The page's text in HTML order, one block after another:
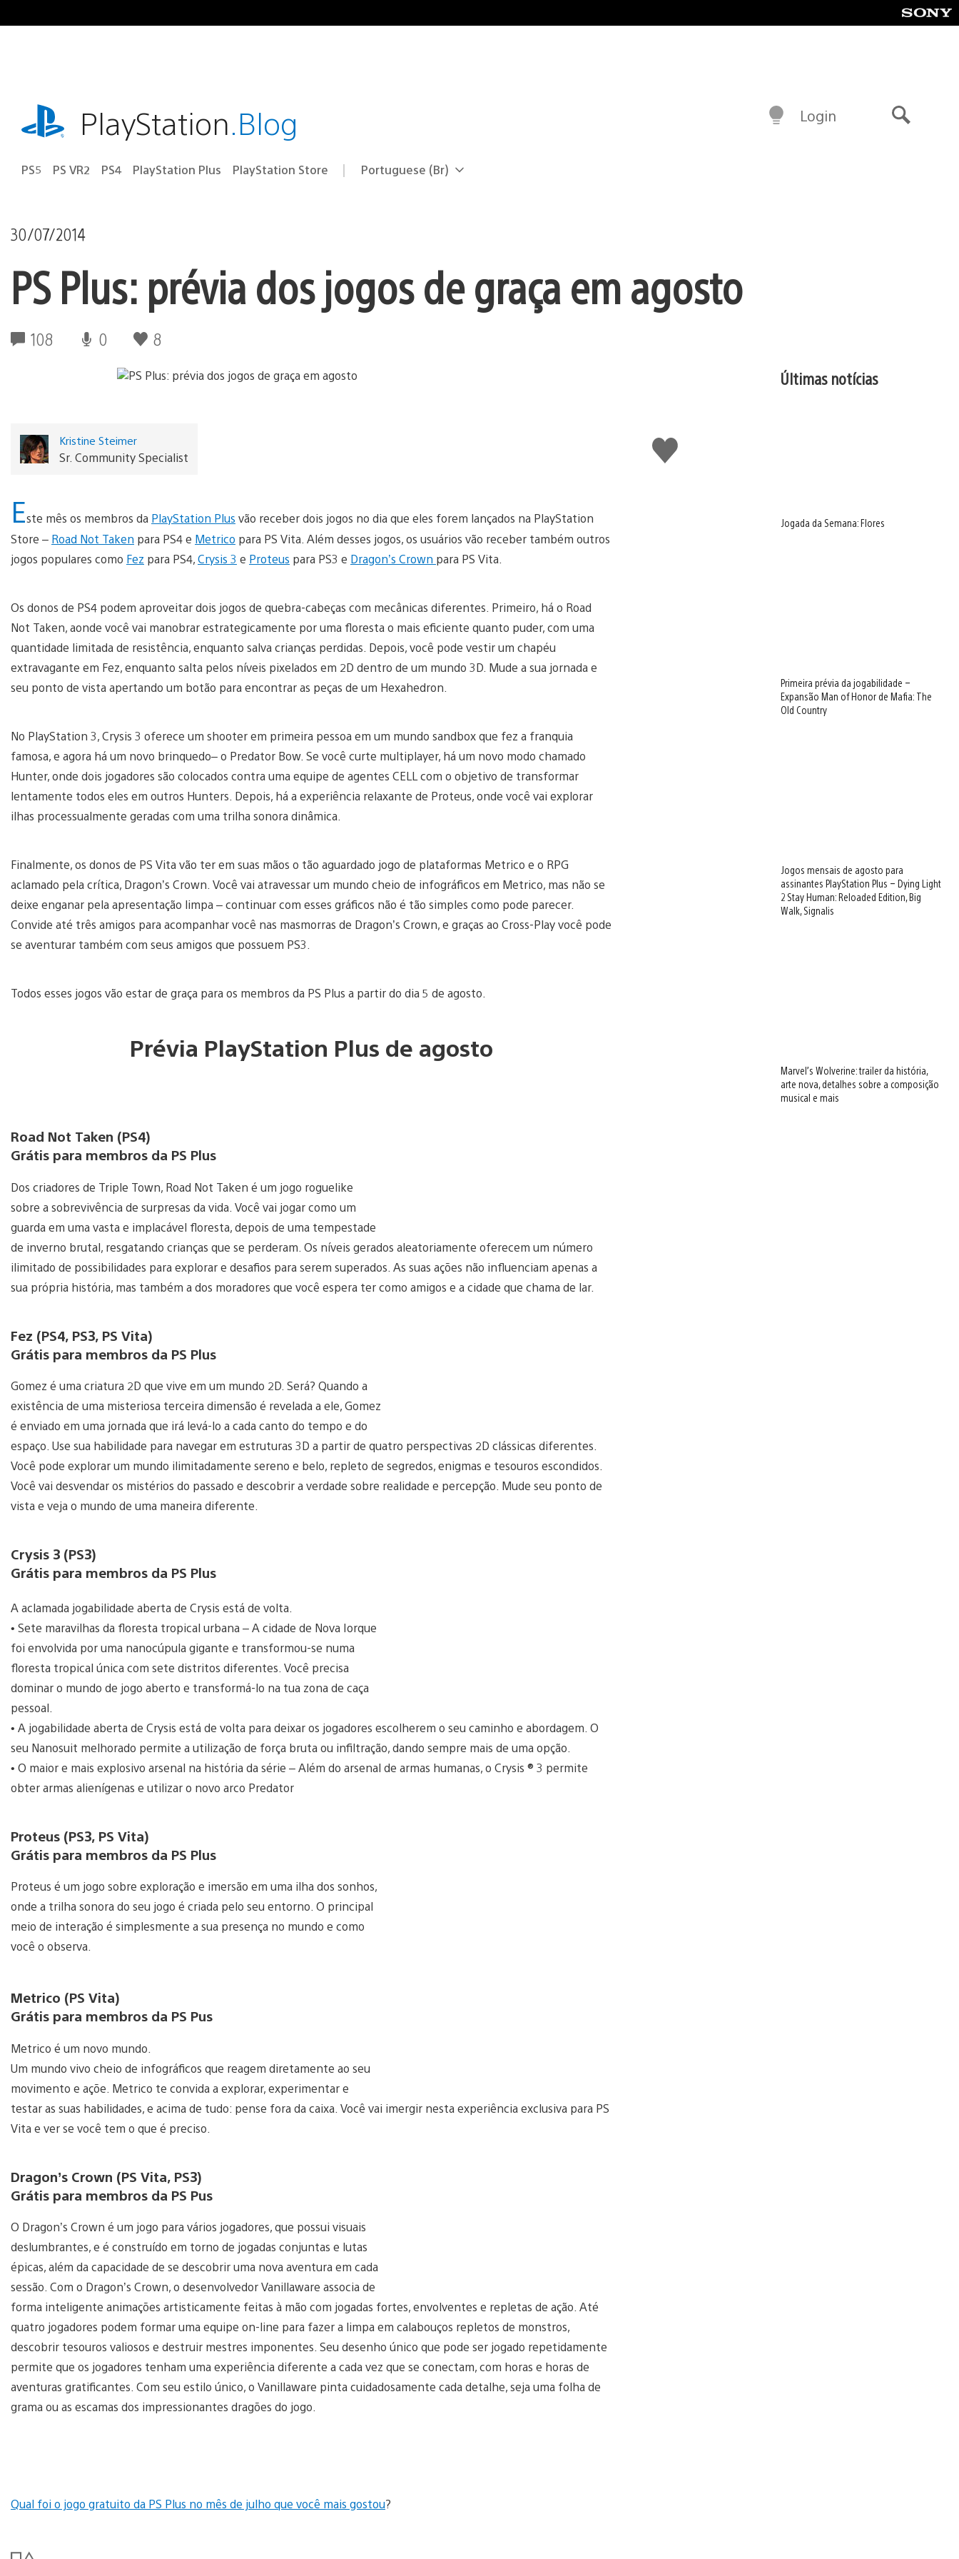
para
playstation.comPlayStation.Blog
PS5 PS VR2 PS4 PlayStation Plus PlayStation Store Selecione
Região
Portuguese (Br)
Login
30/07/2014
PS Plus: prévia dos jogos de graça em agosto
108 0 8
Curtir
Kristine Steimer
Sr. Community Specialist
Este mês os membros da PlayStation Plus vão receber dois jogos no dia que eles forem lançados na PlayStation
Store – Road Not Taken para PS4 e Metrico para PS Vita. Além desses jogos, os usuários vão receber também outros
jogos populares como Fez para PS4,Crysis 3 e Proteus para PS3 e Dragon’s Crown para PS Vita.
Os donos de PS4 podem aproveitar dois jogos de quebra-cabeças com mecânicas diferentes. Primeiro, há o Road
Not Taken, aonde você vai manobrar estrategicamente por uma floresta o mais eficiente quanto puder, com uma
quantidade limitada de resistência, enquanto salva crianças perdidas. Depois, você pode vestir um chapéu
extravagante em Fez, enquanto salta pelos níveis pixelados em 2D dentro de um mundo 3D. Mude a sua jornada e
seu ponto de vista apertando um botão para encontrar as peças de um Hexahedron.
No PlayStation 3, Crysis 3 oferece um shooter em primeira pessoa em um mundo sandbox que fez a franquia
famosa, e agora há um novo brinquedo– o Predator Bow. Se você curte multiplayer, há um novo modo chamado
Hunter, onde dois jogadores são colocados contra uma equipe de agentes CELL com o objetivo de transformar
lentamente todos eles em outros Hunters. Depois, há a experiência relaxante de Proteus, onde você vai explorar
ilhas processualmente geradas com uma trilha sonora dinâmica.
Finalmente, os donos de PS Vita vão ter em suas mãos o tão aguardado jogo de plataformas Metrico e o RPG
aclamado pela crítica, Dragon’s Crown. Você vai atravessar um mundo cheio de infográficos em Metrico, mas não se
deixe enganar pela apresentação limpa – continuar com esses gráficos não é tão simples como pode parecer.
Convide até três amigos para acompanhar você nas masmorras de Dragon’s Crown, e graças ao Cross-Play você pode
se aventurar também com seus amigos que possuem PS3.
Todos esses jogos vão estar de graça para os membros da PS Plus a partir do dia 5 de agosto.
Prévia PlayStation Plus de agosto
Road Not Taken (PS4)
Grátis para membros da PS Plus
Dos criadores de Triple Town, Road Not Taken é um jogo roguelike
sobre a sobrevivência de surpresas da vida. Você vai jogar como um
guarda em uma vasta e implacável floresta, depois de uma tempestade
de inverno brutal, resgatando crianças que se perderam. Os níveis gerados aleatoriamente oferecem um número
ilimitado de possibilidades para explorar e desafios para serem superados. As suas ações não influenciam apenas a
sua própria história, mas também a dos moradores que você espera ter como amigos e a cidade que chama de lar.
Fez (PS4, PS3, PS Vita)
Grátis para membros da PS Plus
Gomez é uma criatura 2D que vive em um mundo 2D. Será? Quando a
existência de uma misteriosa terceira dimensão é revelada a ele, Gomez
é enviado em uma jornada que irá levá-lo a cada canto do tempo e do
espaço. Use sua habilidade para navegar em estruturas 3D a partir de quatro perspectivas 2D clássicas diferentes.
Você pode explorar um mundo ilimitadamente sereno e belo, repleto de segredos, enigmas e tesouros escondidos.
Você vai desvendar os mistérios do passado e descobrir a verdade sobre realidade e percepção. Mude seu ponto de
vista e veja o mundo de uma maneira diferente.
Crysis 3 (PS3)
Grátis para membros da PS Plus
A aclamada jogabilidade aberta de Crysis está de volta.
• Sete maravilhas da floresta tropical urbana – A cidade de Nova Iorque
foi envolvida por uma nanocúpula gigante e transformou-se numa
floresta tropical única com sete distritos diferentes. Você precisa
dominar o mundo de jogo aberto e transformá-lo na tua zona de caça
pessoal.
• A jogabilidade aberta de Crysis está de volta para deixar os jogadores escolherem o seu caminho e abordagem. O
seu Nanosuit melhorado permite a utilização de força bruta ou infiltração, dando sempre mais de uma opção.
• O maior e mais explosivo arsenal na história da série – Além do arsenal de armas humanas, o Crysis ® 3 permite
obter armas alienígenas e utilizar o novo arco Predator
Proteus (PS3, PS Vita)
Grátis para membros da PS Plus
Proteus é um jogo sobre exploração e imersão em uma ilha dos sonhos,
onde a trilha sonora do seu jogo é criada pelo seu entorno. O principal
meio de interação é simplesmente a sua presença no mundo e como
você o observa.
Metrico (PS Vita)
Grátis para membros da PS Pus
Metrico é um novo mundo.
Um mundo vivo cheio de infográficos que reagem diretamente ao seu
movimento e açõe. Metrico te convida a explorar, experimentar e
testar as suas habilidades, e acima de tudo: pense fora da caixa. Você vai imergir nesta experiência exclusiva para PS
Vita e ver se você tem o que é preciso.
Dragon’s Crown (PS Vita, PS3)
Grátis para membros da PS Pus
O Dragon’s Crown é um jogo para vários jogadores, que possui visuais
deslumbrantes, e é construído em torno de jogadas conjuntas e lutas
épicas, além da capacidade de se descobrir uma nova aventura em cada
sessão. Com o Dragon’s Crown, o desenvolvedor Vanillaware associa de
forma inteligente animações artisticamente feitas à mão com jogadas fortes, envolventes e repletas de ação. Até
quatro jogadores podem formar uma equipe on-line para fazer a limpa em calabouços repletos de monstros,
descobrir tesouros valiosos e destruir mestres imponentes. Seu desenho único que pode ser jogado repetidamente
permite que os jogadores tenham uma experiência diferente a cada vez que se conectam, com horas e horas de
aventuras gratificantes. Com seu estilo único, o Vanillaware pinta cuidadosamente cada detalhe, seja uma folha de
grama ou as escamas dos impressionantes dragões do jogo.
Qual foi o jogo gratuito da PS Plus no mês de julho que você mais gostou?
Últimas notícias
Jogada da Semana: Flores
Primeira prévia da jogabilidade –
Expansão Man of Honor de Mafia: The
Old Country
Jogos mensais de agosto para
assinantes PlayStation Plus – Dying Light
2 Stay Human: Reloaded Edition, Big
Walk, Signalis
Marvel’s Wolverine: trailer da história,
arte nova, detalhes sobre a composição
musical e mais